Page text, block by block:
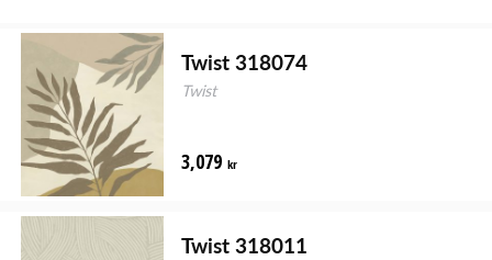
Twist 318074
Twist
3,079 kr
Twist 318011